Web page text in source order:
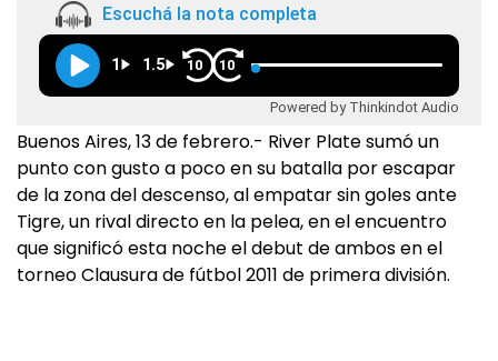
Escuchá la nota completa
1 1.5 10 10
Powered by Thinkindot Audio
Buenos Aires, 13 de febrero.- River Plate sumó un
punto con gusto a poco en su batalla por escapar
de la zona del descenso, al empatar sin goles ante
Tigre, un rival directo en la pelea, en el encuentro
que significó esta noche el debut de ambos en el
torneo Clausura de fútbol 2011 de primera división.